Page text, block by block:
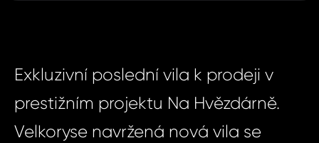
Exkluzivní poslední vila k prodeji v
prestižním projektu Na Hvězdárně.
Velkoryse navržená nová vila se